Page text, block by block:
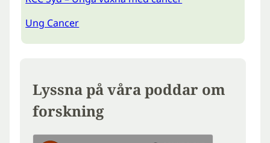
Ung Cancer
Lyssna på våra poddar om
forskning